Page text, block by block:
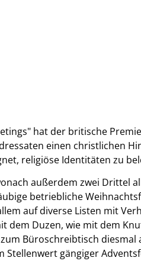
hat der britische
einen christlichen
religiöse Identitäten zu
außerdem zwei Drittel
betriebliche
auf diverse Listen mit
dem Duzen, wie mit dem
Büroschreibtisch diesmal
Stellenwert gängiger